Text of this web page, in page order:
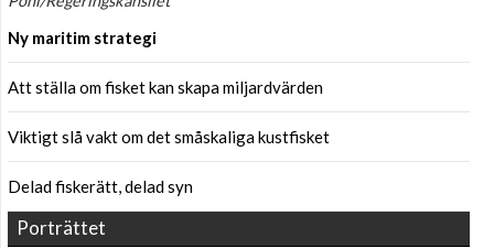
Ny maritim strategi
Att ställa om fisket kan skapa miljardvärden
Viktigt slå vakt om det småskaliga kustfisket
Delad fiskerätt, delad syn
Porträttet